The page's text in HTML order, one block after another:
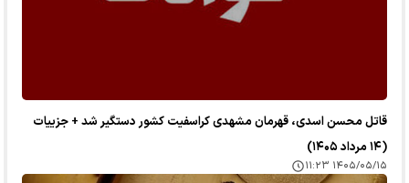
قاتل محسن اسدی، قهرمان مشهدی کراسفیت کشور دستگیر شد + جزییات
(۱۴ مرداد ۱۴۰۵)
۱۴۰۵/۰۵/۱۵ ۱۱:۲۳